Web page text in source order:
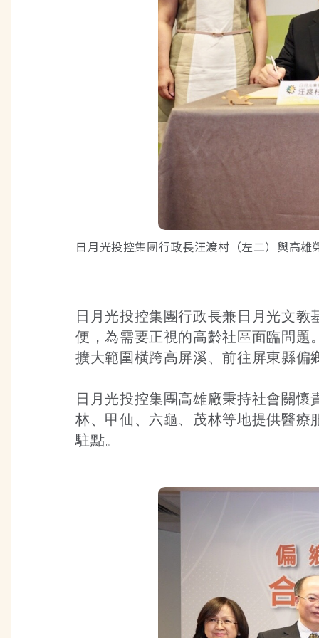
日月光投控集團行政長汪渡村（左二）與高
日月光投控集團行政長兼日月光文
便，為需要正視的高齡社區面臨問題
擴大範圍橫跨高屏溪、前往屏東縣偏
日月光投控集團高雄廠秉持社會關
林、甲仙、六龜、茂林等地提供醫療
駐點。